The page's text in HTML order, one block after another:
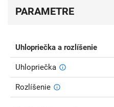
PARAMETRE
Uhlopriečka a rozlíšenie
Uhlopriečka
Rozlíšenie